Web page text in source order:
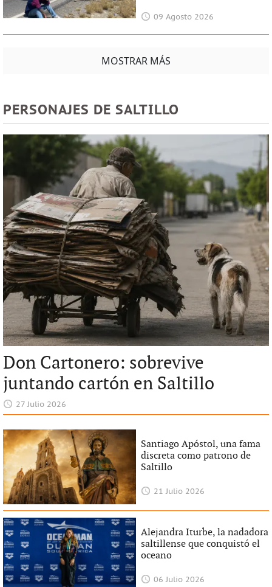
09 Agosto 2026
MOSTRAR MÁS
PERSONAJES DE SALTILLO
Don Cartonero: sobrevive
juntando cartón en Saltillo
27 Julio 2026
Santiago Apóstol, una fama
discreta como patrono de
Saltillo
21 Julio 2026
Alejandra Iturbe, la nadadora
saltillense que conquistó el
oceano
06 Julio 2026